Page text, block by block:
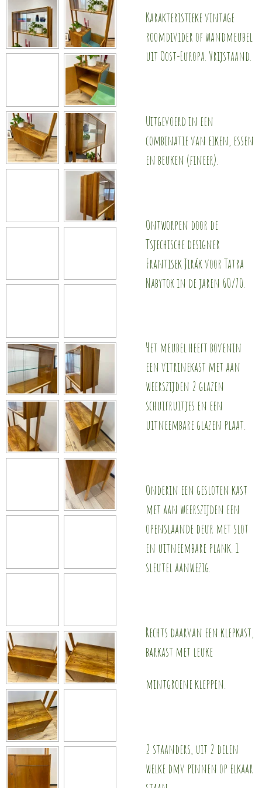
Karakteristieke vintage
roomdivider of wandmeubel
uit Oost-Europa. Vrijstaand.
Uitgevoerd in een
combinatie van eiken, essen
en beuken (fineer).
Ontworpen door de
Tsjechische designer
Frantisek Jirák voor Tatra
Nabytok in de jaren 60/70.
Het meubel heeft bovenin
een vitrinekast met aan
weerszijden 2 glazen
schuifruitjes en een
uitneembare glazen plaat.
Onderin een gesloten kast
met aan weerszijden een
openslaande deur met slot
en uitneembare plank. 1
sleutel aanwezig.
Rechts daarvan een klepkast,
barkast met leuke
mintgroene kleppen.
2 staanders, uit 2 delen
welke dmv pinnen op elkaar